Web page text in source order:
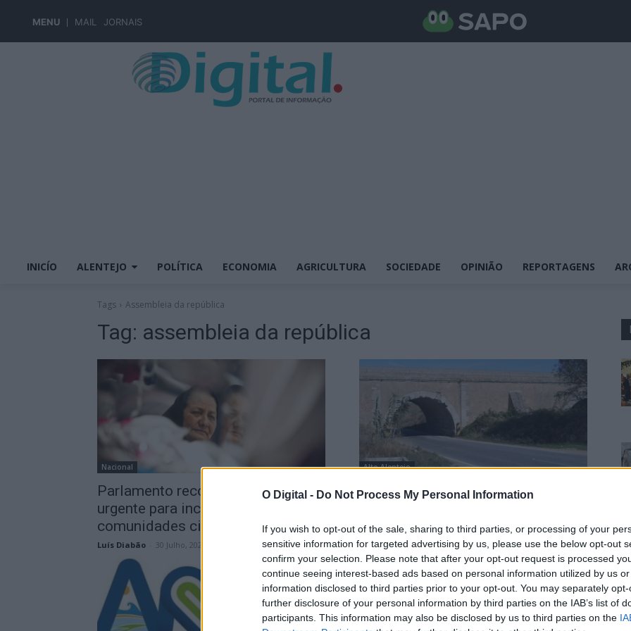
O Digital - Do Not Process My Personal Information
If you wish to opt-out of the sale, sharing to third parties, or processing of your
sensitive information for targeted advertising by us, please use the below opt-out
confirm your selection. Please note that after your opt-out request is processed
continue seeing interest-based ads based on personal information utilized by us
information disclosed to third parties prior to your opt-out. You may separately
further disclosure of your personal information by third parties on the IAB’s list of
participants. This information may also be disclosed by us to third parties on the
MENU MAIL JORNAIS
INICÍO ALENTEJO POLÍTICA ECONOMIA AGRICULTURA SOCIEDADE OPINIÃO REPORTAGENS
Tags Assembleia da república
Tag: assembleia da república
Nacional
Parlamento recomenda estratégia
urgente para inclusão das
comunidades ciganas
Luís Diabão 30 Julho, 2026 - 16:30
Alto Alentejo
Parlamento recomenda ao
EN246 em Santa Eulália (Elvas)
Luís Diabão - 30 Julho, 2026 - 15:30